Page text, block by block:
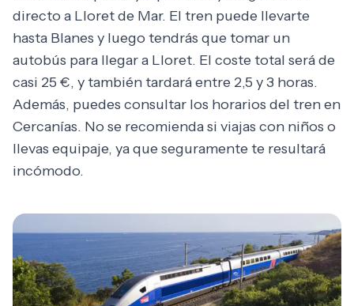
directo a Lloret de Mar. El tren puede llevarte
hasta Blanes y luego tendrás que tomar un
autobús para llegar a Lloret. El coste total será de
casi 25 €, y también tardará entre 2,5 y 3 horas.
Además, puedes consultar los horarios del tren en
Cercanías. No se recomienda si viajas con niños o
llevas equipaje, ya que seguramente te resultará
incómodo.